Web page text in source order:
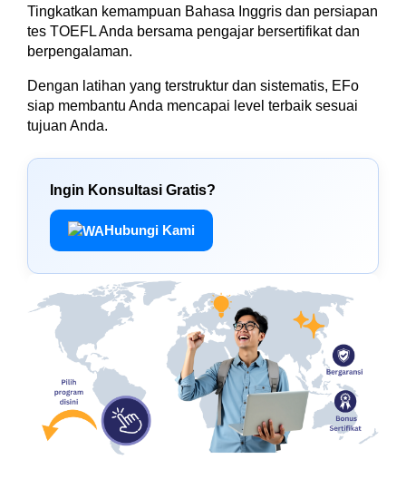
Tingkatkan kemampuan Bahasa Inggris dan persiapan
tes TOEFL Anda bersama pengajar bersertifikat dan
berpengalaman.
Dengan latihan yang terstruktur dan sistematis, EFo
siap membantu Anda mencapai level terbaik sesuai
tujuan Anda.
Ingin Konsultasi Gratis?
Hubungi Kami